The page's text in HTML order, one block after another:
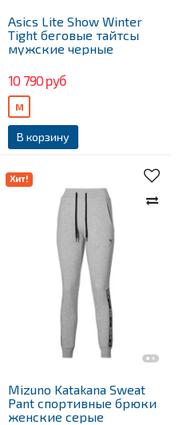
Asics Lite Show Winter
Tight беговые тайтсы
мужские черные
10 790 руб
В корзину
M
Хит!
Mizuno Katakana Sweat
Pant спортивные брюки
женские серые